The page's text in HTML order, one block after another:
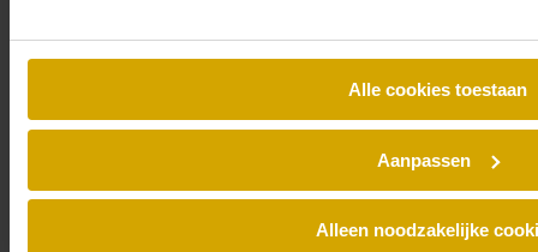
Alle cookies toestaan
Aanpassen
Alleen noodzakelijke
Schrijf je in voor onze nieuwsbrief en blijf altijd op de hoogte van
de laatste Lexence nieuwtjes.